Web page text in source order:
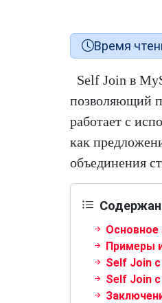
Время
Self Join в
позволяющий
работает с
как
объединения
Основное
Примеры
Self Join
Self Join